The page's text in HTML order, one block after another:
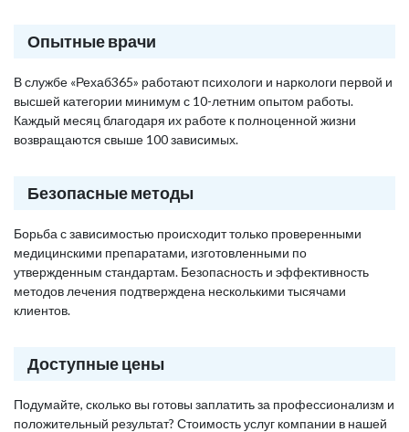
Опытные врачи
В службе «Рехаб365» работают психологи и наркологи первой и
высшей категории минимум с 10-летним опытом работы.
Каждый месяц благодаря их работе к полноценной жизни
возвращаются свыше 100 зависимых.
Безопасные методы
Борьба с зависимостью происходит только проверенными
медицинскими препаратами, изготовленными по
утвержденным стандартам. Безопасность и эффективность
методов лечения подтверждена несколькими тысячами
клиентов.
Доступные цены
Подумайте, сколько вы готовы заплатить за профессионализм и
положительный результат? Стоимость услуг компании в нашей